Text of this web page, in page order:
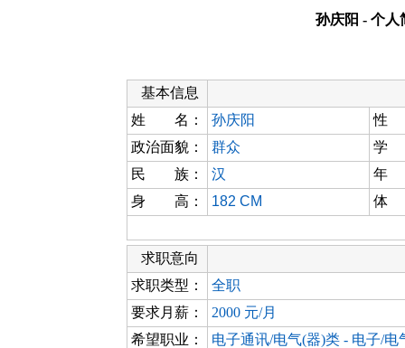
孙庆阳 - 个人
基本信息
姓 名：
孙庆阳
性
政治面貌：
群众
学
民 族：
汉
年
身 高：
182 CM 体
求职意向
求职类型：
全职
要求月薪：
2000 元/月
希望职业：
电子通讯/电气(器)类 - 电子/电